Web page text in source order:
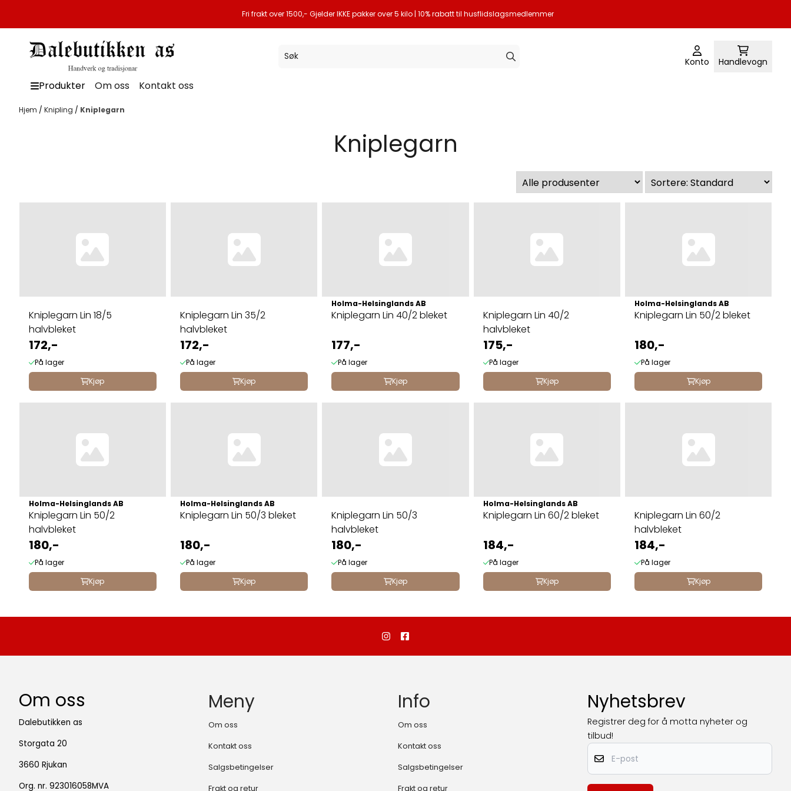
Fri frakt over 1500,- Gjelder IKKE pakker over 5 kilo | 10% rabatt til husflidslagsmedlemmer
Konto Handlevogn
Produkter Om oss Kontakt oss
Hjem / Knipling / Kniplegarn
Kniplegarn
Kniplegarn Lin 18/5
halvbleket
172,-
På lager
Kjøp
Kniplegarn Lin 35/2
halvbleket
172,-
På lager
Kjøp
Holma-Helsinglands AB
Kniplegarn Lin 40/2 bleket
177,-
På lager
Kjøp
Kniplegarn Lin 40/2
halvbleket
175,-
På lager
Kjøp
Holma-Helsinglands AB
Kniplegarn Lin 50/2 bleket
180,-
På lager
Kjøp
Holma-Helsinglands AB
Kniplegarn Lin 50/2
halvbleket
180,-
På lager
Kjøp
Holma-Helsinglands AB
Kniplegarn Lin 50/3 bleket
180,-
På lager
Kjøp
Kniplegarn Lin 50/3
halvbleket
180,-
På lager
Kjøp
Holma-Helsinglands AB
Kniplegarn Lin 60/2 bleket
184,-
På lager
Kjøp
Kniplegarn Lin 60/2
halvbleket
184,-
På lager
Kjøp
Om oss
Dalebutikken as
Storgata 20
3660 Rjukan
Org. nr. 923016058MVA
Meny
Om oss
Kontakt oss
Salgsbetingelser
Frakt og retur
Info
Om oss
Kontakt oss
Salgsbetingelser
Frakt og retur
Nyhetsbrev
Registrer deg for å motta nyheter og
tilbud!
E-post